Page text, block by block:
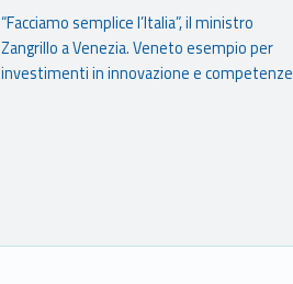
“Facciamo semplice l’Italia”, il ministro
Zangrillo a Venezia. Veneto esempio per
investimenti in innovazione e competenze